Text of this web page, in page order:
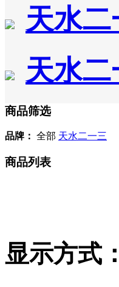
天水
天水
商品筛选
品牌： 全部 天水二一三
商品列表
显示方式：